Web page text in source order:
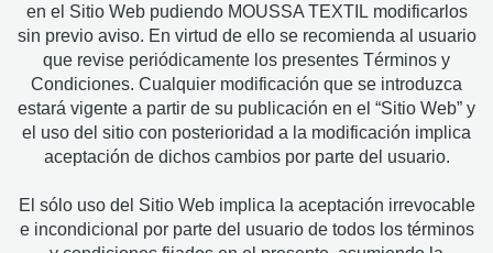
en el Sitio Web pudiendo MOUSSA TEXTIL modificarlos
sin previo aviso. En virtud de ello se recomienda al usuario
que revise periódicamente los presentes Términos y
Condiciones. Cualquier modificación que se introduzca
estará vigente a partir de su publicación en el “Sitio Web” y
el uso del sitio con posterioridad a la modificación implica
aceptación de dichos cambios por parte del usuario.
El sólo uso del Sitio Web implica la aceptación irrevocable
e incondicional por parte del usuario de todos los términos